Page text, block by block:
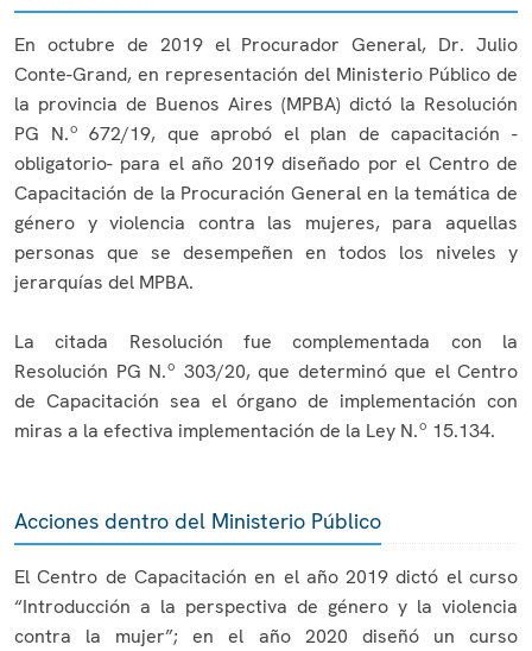
En octubre de 2019 el Procurador General, Dr. Julio
Conte-Grand, en representación del Ministerio Público de
la provincia de Buenos Aires (MPBA) dictó la Resolución
PG N.º 672/19, que aprobó el plan de capacitación -
obligatorio- para el año 2019 diseñado por el Centro de
Capacitación de la Procuración General en la temática de
género y violencia contra las mujeres, para aquellas
personas que se desempeñen en todos los niveles y
jerarquías del MPBA.
La citada Resolución fue complementada con la
Resolución PG N.º 303/20, que determinó que el Centro
de Capacitación sea el órgano de implementación con
miras a la efectiva implementación de la Ley N.º 15.134.
Acciones dentro del Ministerio Público
El Centro de Capacitación en el año 2019 dictó el curso
“Introducción a la perspectiva de género y la violencia
contra la mujer”; en el año 2020 diseñó un curso